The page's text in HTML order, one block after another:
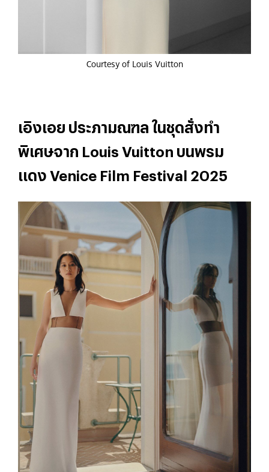
Courtesy of Louis Vuitton
เอิงเอย ประภามณฑล ในชุดสั่งทำ
พิเศษจาก Louis Vuitton บนพรม
แดง Venice Film Festival 2025